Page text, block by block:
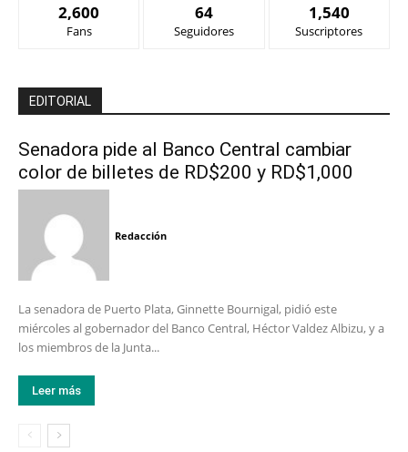
2,600
Fans
64
Seguidores
1,540
Suscriptores
EDITORIAL
Senadora pide al Banco Central cambiar
color de billetes de RD$200 y RD$1,000
Redacción
La senadora de Puerto Plata, Ginnette Bournigal, pidió este
miércoles al gobernador del Banco Central, Héctor Valdez Albizu, y a
los miembros de la Junta...
Leer más